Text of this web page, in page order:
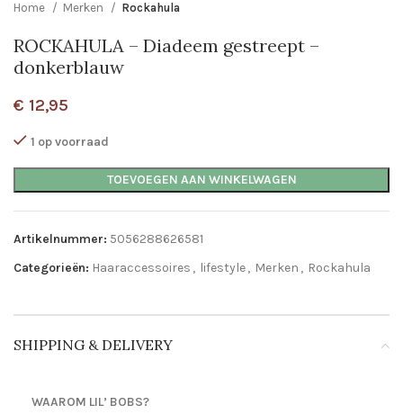
Home Merken Rockahula
ROCKAHULA – Diadeem gestreept –
donkerblauw
€ 12,95
1 op voorraad
TOEVOEGEN AAN WINKELWAGEN
Artikelnummer: 5056288626581
Categorieën: Haaraccessoires , lifestyle, Merken , Rockahula
SHIPPING & DELIVERY
WAAROM LIL’ BOBS?